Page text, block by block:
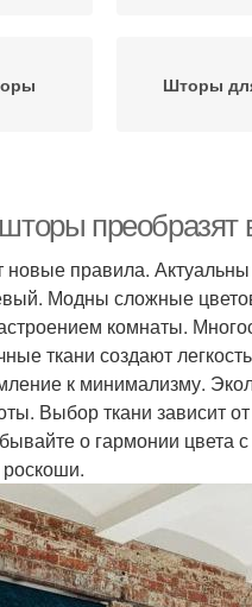
Шторы
преобразят
новые правила.
Модны сложные
комнаты.
ткани создают
к минимализму.
Выбор ткани зависит
о гармонии цвета